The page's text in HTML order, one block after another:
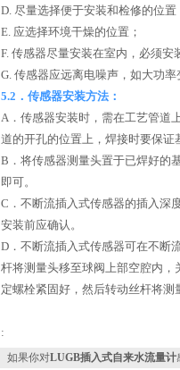
D. 尽量选择便于安装和检修的位置
E. 应选择环境干
F. 传感器尽量安装在室内，必须安
G. 传感器应远离电噪声，如大功
5.2 ．传感器安装方法：
A． 传感器安装时，需在工艺管道
道的开孔的位置上，焊接时要保证
B ．将传感器测量头置于已焊好
即可。
C ．不断流插入式传感器的插入深
安装前应确认。
D ．不断流插入式传感器可在不
杆将测量头移至球阀上部空腔内
定螺栓紧固好，然后转动丝杆将
:
如果你对LUGB插入式自来水流量计